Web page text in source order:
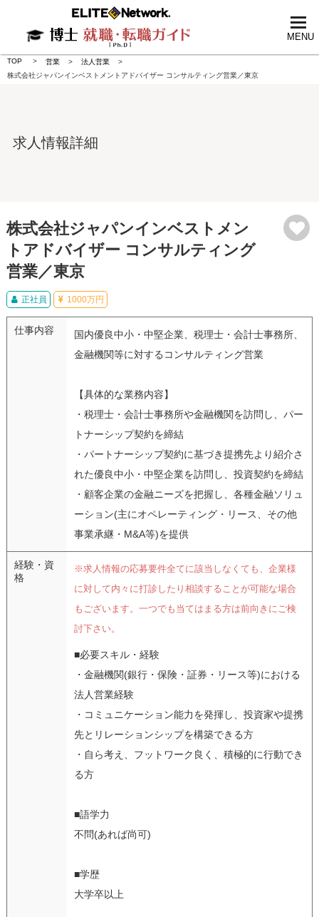
MENU
TOP 営業
法人営業
株式会社ジャパンインベストメントアドバイザー コンサルティング営業／東京
求人情報詳細
株式会社ジャパンインベストメン
トアドバイザー コンサルティング
営業／東京
正社員 1000万円
仕事内容
国内優良中小・中堅企業、税理士・会計士事務所、
金融機関等に対するコンサルティング営業
【具体的な業務内容】
・税理士・会計士事務所や金融機関を訪問し、パー
トナーシップ契約を締結
・パートナーシップ契約に基づき提携先より紹介さ
れた優良中小・中堅企業を訪問し、投資契約を締結
・顧客企業の金融ニーズを把握し、各種金融ソリュ
ーション(主にオペレーティング・リース、その他
事業承継・M&A等)を提供
経験・資
格
※求人情報の応募要件全てに該当しなくても、企業様
に対して内々に打診したり相談することが可能な場合
もございます。一つでも当てはまる方は前向きにご検
討下さい。
■必要スキル・経験
・金融機関(銀行・保険・証券・リース等)における
法人営業経験
・コミュニケーション能力を発揮し、投資家や提携
先とリレーションシップを構築できる方
・自ら考え、フットワーク良く、積極的に行動でき
る方
■語学力
不問(あれば尚可)
■学歴
大学卒以上